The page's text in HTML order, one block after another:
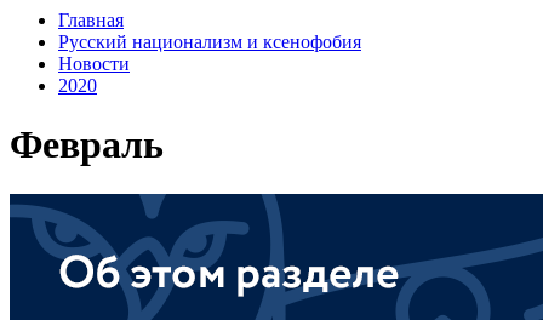
Главная
Русский национализм и ксенофобия
Новости
2020
Февраль